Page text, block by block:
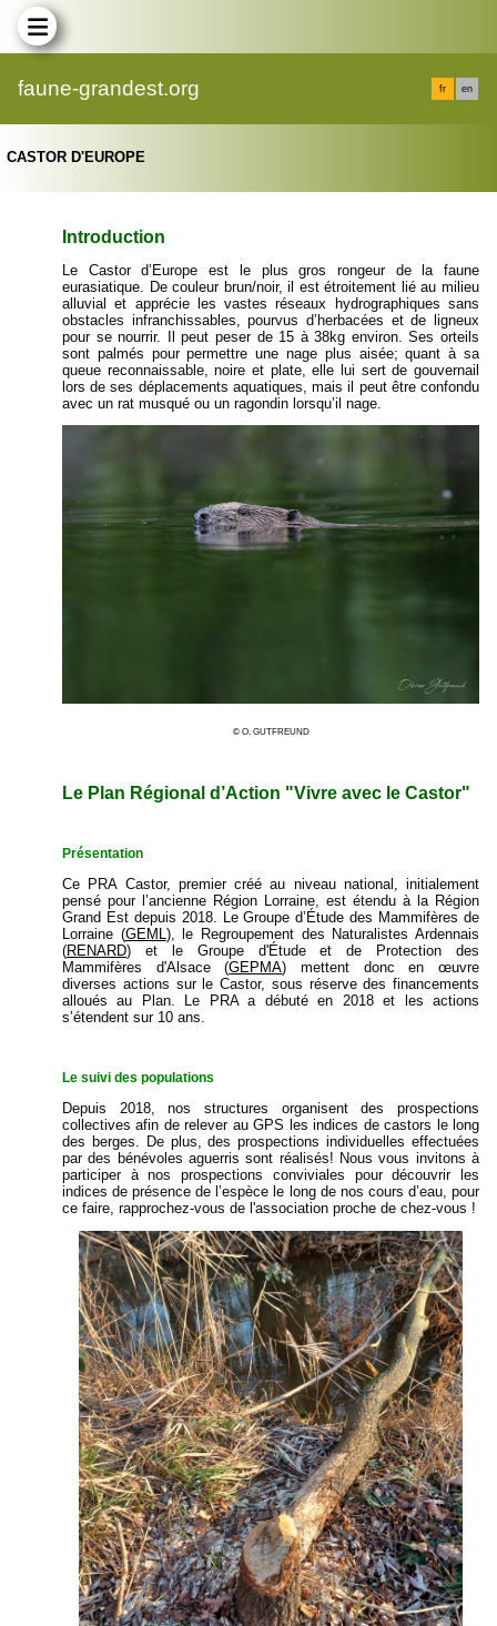
faune-grandest.org fr en
CASTOR D'EUROPE
Introduction
Le Castor d’Europe est le plus gros rongeur de la faune
eurasiatique. De couleur brun/noir, il est étroitement lié au milieu
alluvial et apprécie les vastes réseaux hydrographiques sans
obstacles infranchissables, pourvus d’herbacées et de ligneux
pour se nourrir. Il peut peser de 15 à 38kg environ. Ses orteils
sont palmés pour permettre une nage plus aisée; quant à sa
queue reconnaissable, noire et plate, elle lui sert de gouvernail
lors de ses déplacements aquatiques, mais il peut être confondu
avec un rat musqué ou un ragondin lorsqu’il nage.
© O. GUTFREUND
Le Plan Régional d’Action "Vivre avec le Castor"
Présentation
Ce PRA Castor, premier créé au niveau national, initialement
pensé pour l’ancienne Région Lorraine, est étendu à la Région
Grand Est depuis 2018. Le Groupe d’Étude des Mammifères de
Lorraine (GEML ), le Regroupement des Naturalistes Ardennais
(RENARD) et le Groupe d'Étude et de Protection des
Mammifères d'Alsace (GEPMA) mettent donc en œuvre
diverses actions sur le Castor, sous réserve des financements
alloués au Plan. Le PRA a débuté en 2018 et les actions
s’étendent sur 10 ans.
Le suivi des populations
Depuis 2018, nos structures organisent des prospections
collectives afin de relever au GPS les indices de castors le long
des berges. De plus, des prospections individuelles effectuées
par des bénévoles aguerris sont réalisés! Nous vous invitons à
participer à nos prospections conviviales pour découvrir les
indices de présence de l’espèce le long de nos cours d’eau, pour
ce faire, rapprochez-vous de l'association proche de chez-vous !